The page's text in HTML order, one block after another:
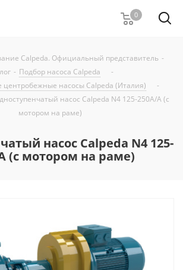
0
Calpeda. Официальный представитель -
- Подбор насоса Calpeda
-
центробежные насосы Calpeda (Италия)
-
насос Calpeda N4 125-250A/A (с
мотором на раме)
насос Calpeda N4 125-
(с мотором на раме)